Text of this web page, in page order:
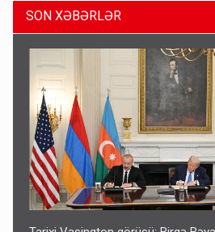
Azad edilən ərazilərdə ən çox bu
Siyahı
SON XƏBƏRLƏR